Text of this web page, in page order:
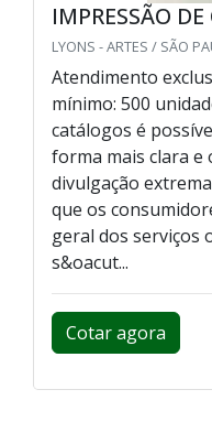
IMPRESSÃO
LYONS - ARTES / SÃO
Atendimento
mínimo: 500
catálogos é
forma mais clara e
divulgação
que os
geral dos serviços
s&oacut...
Cotar agora